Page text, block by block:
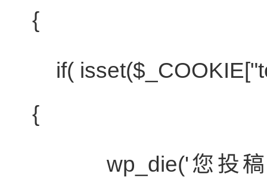
{
if( isset($_COOKIE[
{
wp_die('您投稿